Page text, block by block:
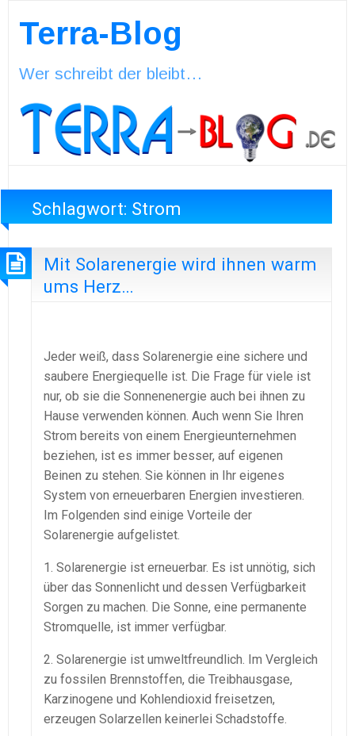
Terra-Blog
Wer schreibt der bleibt…
Schlagwort: Strom
Mit Solarenergie wird ihnen warm
ums Herz…
Jeder weiß, dass Solarenergie eine sichere und
saubere Energiequelle ist. Die Frage für viele ist
nur, ob sie die Sonnenenergie auch bei ihnen zu
Hause verwenden können. Auch wenn Sie Ihren
Strom bereits von einem Energieunternehmen
beziehen, ist es immer besser, auf eigenen
Beinen zu stehen. Sie können in Ihr eigenes
System von erneuerbaren Energien investieren.
Im Folgenden sind einige Vorteile der
Solarenergie aufgelistet.
1. Solarenergie ist erneuerbar. Es ist unnötig, sich
über das Sonnenlicht und dessen Verfügbarkeit
Sorgen zu machen. Die Sonne, eine permanente
Stromquelle, ist immer verfügbar.
2. Solarenergie ist umweltfreundlich. Im Vergleich
zu fossilen Brennstoffen, die Treibhausgase,
Karzinogene und Kohlendioxid freisetzen,
erzeugen Solarzellen keinerlei Schadstoffe.